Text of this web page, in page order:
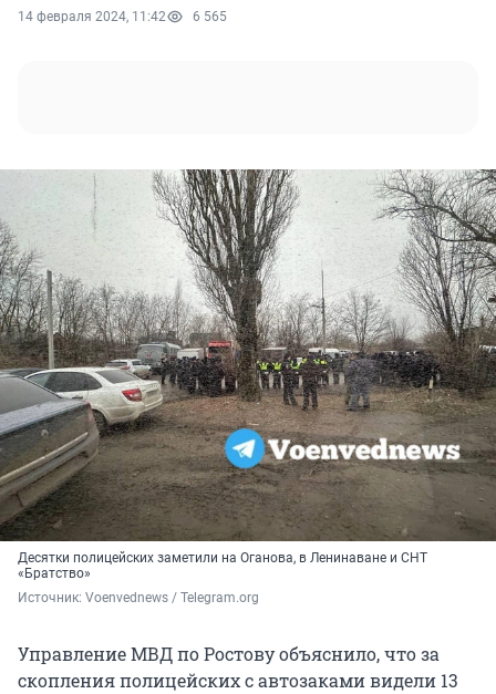
14 февраля 2024, 11:42 6 565
Десятки полицейских заметили на Оганова, в Ленинаване и СНТ
«Братство»
Источник: Voenvednews / Telegram.org
Управление МВД по Ростову объяснило, что за
скопления полицейских с автозаками видели 13